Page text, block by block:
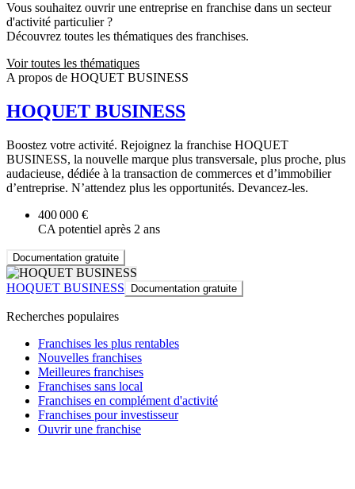
Vous souhaitez ouvrir une entreprise en franchise dans un secteur
d'activité particulier ?
Découvrez toutes les thématiques des franchises.
Voir toutes les thématiques
A propos de HOQUET BUSINESS
HOQUET BUSINESS
Boostez votre activité. Rejoignez la franchise HOQUET
BUSINESS, la nouvelle marque plus transversale, plus proche, plus
audacieuse, dédiée à la transaction de commerces et d’immobilier
d’entreprise. N’attendez plus les opportunités. Devancez-les.
400 000 €
CA potentiel après 2 ans
Documentation gratuite
HOQUET BUSINESS Documentation gratuite
Recherches populaires
Franchises les plus rentables
Nouvelles franchises
Meilleures franchises
Franchises sans local
Franchises en complément d'activité
Franchises pour investisseur
Ouvrir une franchise